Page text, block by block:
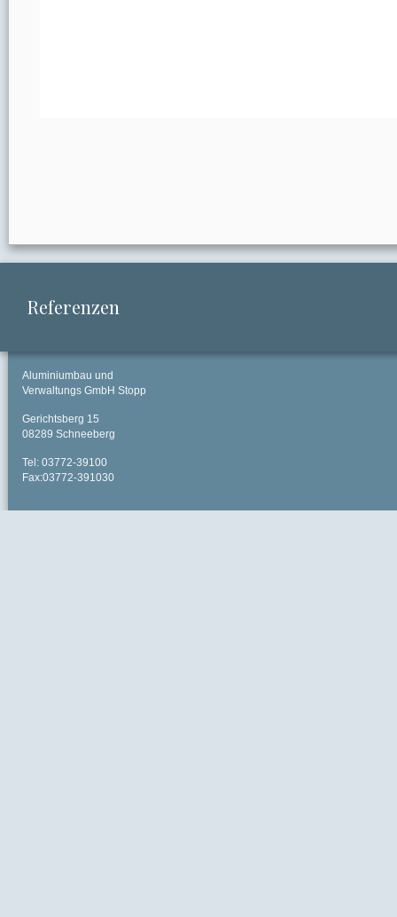
Referenzen
Aluminiumbau und
Verwaltungs GmbH Stopp
Gerichtsberg 15
08289 Schneeberg
Tel: 03772-39100
Fax:03772-391030